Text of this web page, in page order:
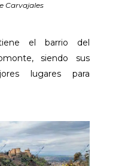
Carvajales
el barrio del
siendo sus
lugares para